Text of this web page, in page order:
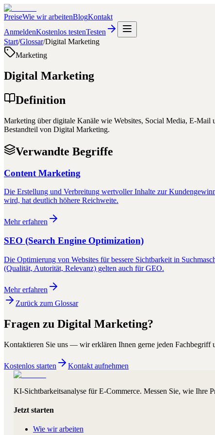
PreiseWie wir arbeitenBlogKontakt
AnmeldenKostenlos testenTesten
Start/Glossar/Digital Marketing
Marketing
Digital Marketing
Definition
Marketing über digitale Kanäle wie Websites, Social Media, E-
Bestandteil von Digital Marketing.
Verwandte Begriffe
Content Marketing
Die Erstellung und Verbreitung wertvoller Inhalte zur
wird, hat deutlich höhere Reichweite.
Mehr erfahren
SEO (Search Engine Optimization)
Die Optimierung von Websites für bessere Sichtbarkeit in
(Qualität, Autorität, Relevanz) gelten auch für GEO.
Mehr erfahren
Zurück zum Glossar
Fragen zu Digital Marketing?
Kontaktieren Sie uns — wir erklären Ihnen gerne jeden
Kostenlos starten Kontakt aufnehmen
KI-Sichtbarkeitsanalyse für E-Commerce. Messen Sie, wie Ihre
Jetzt starten
Wie wir arbeiten